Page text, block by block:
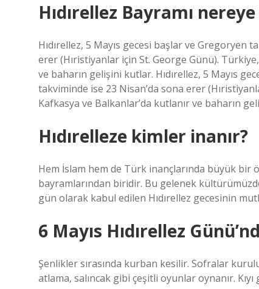
Hıdırellez Bayramı
Hıdırellez, 5 Mayıs gecesi başlar ve Gregoryen
erer (Hıristiyanlar için St. George Günü).
ve baharın gelişini kutlar. Hıdırellez, 5 Mayıs
takviminde ise 23 Nisan’da sona erer
Kafkasya ve Balkanlar’da kutlanır ve baharın
Hıdırelleze kimler inanır?
Hem İslam hem de Türk inançlarında büyük bir
bayramlarından biridir. Bu gelenek
gün olarak kabul edilen Hıdırellez gecesinin
6 Mayıs Hıdırellez
Şenlikler sırasında kurban kesilir. Sofralar
atlama, salıncak gibi çeşitli oyunlar oynanır. Kıyı